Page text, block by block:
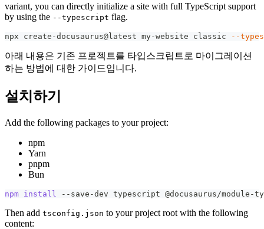
variant, you can directly initialize a site with full TypeScript support
by using the --typescript flag.
npx create-docusaurus@latest my-website classic --
아래 내용은 기존 프로젝트를 타입스크립트로 마이그레이션
하는 방법에 대한 가이드입니다.
설치하기
Add the following packages to your project:
npm
Yarn
pnpm
Bun
npm install --save-dev typescript @docusaurus/module-
Then add tsconfig.json to your project root with the following
content: